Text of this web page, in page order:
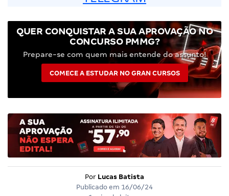
QUER CONQUISTAR A SUA APROVAÇÃO NO
CONCURSO PMMG?
Prepare-se com quem mais entende do assunto!
COMECE A ESTUDAR NO GRAN CURSOS
Por Lucas Batista
Publicado em 16/06/24